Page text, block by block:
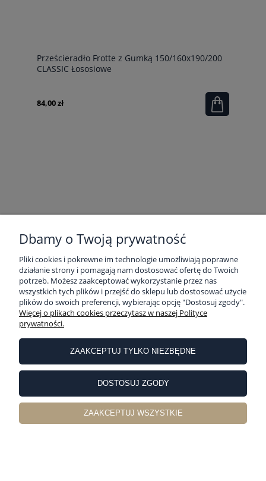
Prześcieradło Frotte z Gumką 150/160x190/200
CLASSIC Łososiowe
84,00 zł
Prześcieradło Frotte z Gumką 150/160x190/200
CLASSIC Ecru
84,00 zł
Dbamy o Twoją prywatność
Pliki cookies i pokrewne im technologie umożliwiają poprawne
działanie strony i pomagają nam dostosować ofertę do Twoich
potrzeb. Możesz zaakceptować wykorzystanie przez nas
wszystkich tych plików i przejść do sklepu lub dostosować użycie
plików do swoich preferencji, wybierając opcję "Dostosuj zgody".
Więcej o plikach cookies przeczytasz w naszej Polityce
prywatności.
ZAAKCEPTUJ TYLKO NIEZBĘDNE
DOSTOSUJ ZGODY
ZAAKCEPTUJ WSZYSTKIE